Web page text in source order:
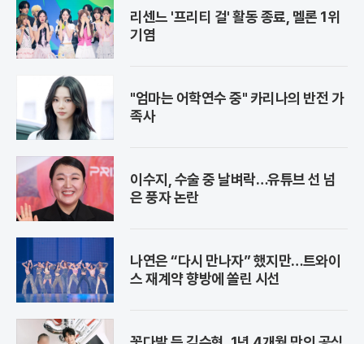
리센느 '프리티 걸' 활동 종료, 멜론 1위
기염
"엄마는 어학연수 중" 카리나의 반전 가
족사
이수지, 수술 중 날벼락…유튜브 선 넘
은 풍자 논란
나연은 “다시 만나자” 했지만…트와이
스 재계약 향방에 쏠린 시선